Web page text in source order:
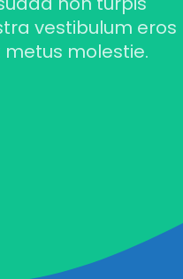
vestibulum eros
molestie.